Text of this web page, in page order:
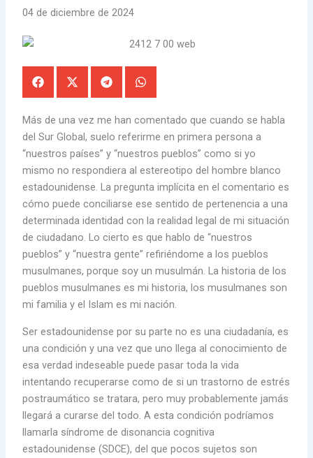
04 de diciembre de 2024
Más de una vez me han comentado que cuando se habla
del Sur Global, suelo referirme en primera persona a
“nuestros países” y “nuestros pueblos” como si yo
mismo no respondiera al estereotipo del hombre blanco
estadounidense. La pregunta implícita en el comentario es
cómo puede conciliarse ese sentido de pertenencia a una
determinada identidad con la realidad legal de mi situación
de ciudadano. Lo cierto es que hablo de “nuestros
pueblos” y “nuestra gente” refiriéndome a los pueblos
musulmanes, porque soy un musulmán. La historia de los
pueblos musulmanes es mi historia, los musulmanes son
mi familia y el Islam es mi nación.
Ser estadounidense por su parte no es una ciudadanía, es
una condición y una vez que uno llega al conocimiento de
esa verdad indeseable puede pasar toda la vida
intentando recuperarse como de si un trastorno de estrés
postraumático se tratara, pero muy probablemente jamás
llegará a curarse del todo. A esta condición podríamos
llamarla síndrome de disonancia cognitiva
estadounidense (SDCE), del que pocos sujetos son